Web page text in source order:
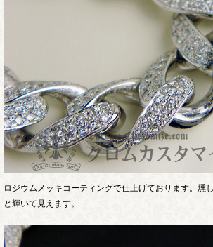
ロジウムメッキコーティングで仕上げております。燻
と輝いて見えます。